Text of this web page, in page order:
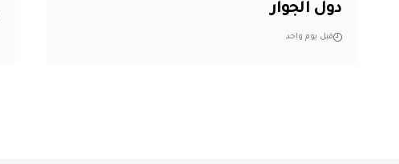
دول الجوار
قبل يوم واحد